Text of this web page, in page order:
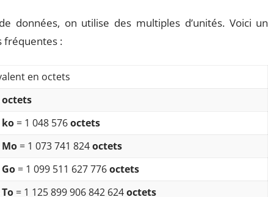
données, on utilise des multiples d’unités. Voici un
fréquentes :
en octets
octets
ko = 1 048 576octets
Mo = 1 073 741 824octets
Go = 1 099 511 627 776octets
To = 1 125 899 906 842 624octets